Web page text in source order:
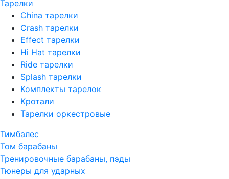
Тарелки
China тарелки
Crash тарелки
Effect тарелки
Hi Hat тарелки
Ride тарелки
Splash тарелки
Комплекты тарелок
Кротали
Тарелки оркестровые
Тимбалес
Том барабаны
Тренировочные барабаны, пэды
Тюнеры для ударных